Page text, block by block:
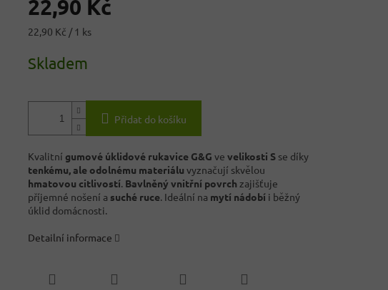
22,90 Kč
Měrná
22,90 Kč / 1 ks
Skladem
Přidat do košíku
Kvalitní gumové úklidové rukavice G&G ve velikosti Sse díky
tenkému, ale odolnému materiálu vyznačují skvělou
hmatovou citlivostí. Bavlněný vnitřní povrch zajišťuje
příjemné nošení a suché ruce. Ideální na mytí nádobí i běžný
úklid domácnosti.
Detailní informace